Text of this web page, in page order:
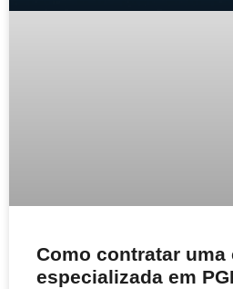
Como contratar
especializada em